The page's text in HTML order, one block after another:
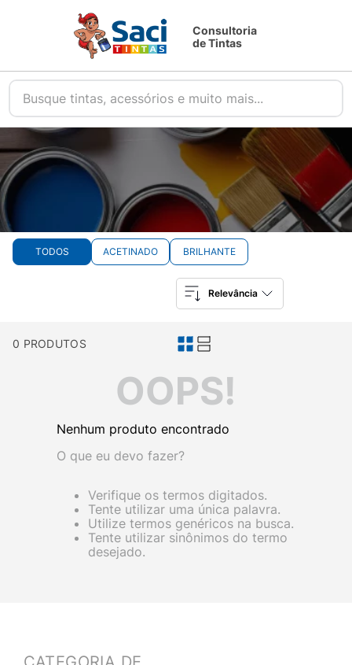
Consultoria
de Tintas
Busque tintas, acessórios e muito mais...
TODOS ACETINADO BRILHANTE
Relevância
0 PRODUTOS
OOPS!
Nenhum produto encontrado
O que eu devo fazer?
Verifique os termos digitados.
Tente utilizar uma única palavra.
Utilize termos genéricos na busca.
Tente utilizar sinônimos do termo
desejado.